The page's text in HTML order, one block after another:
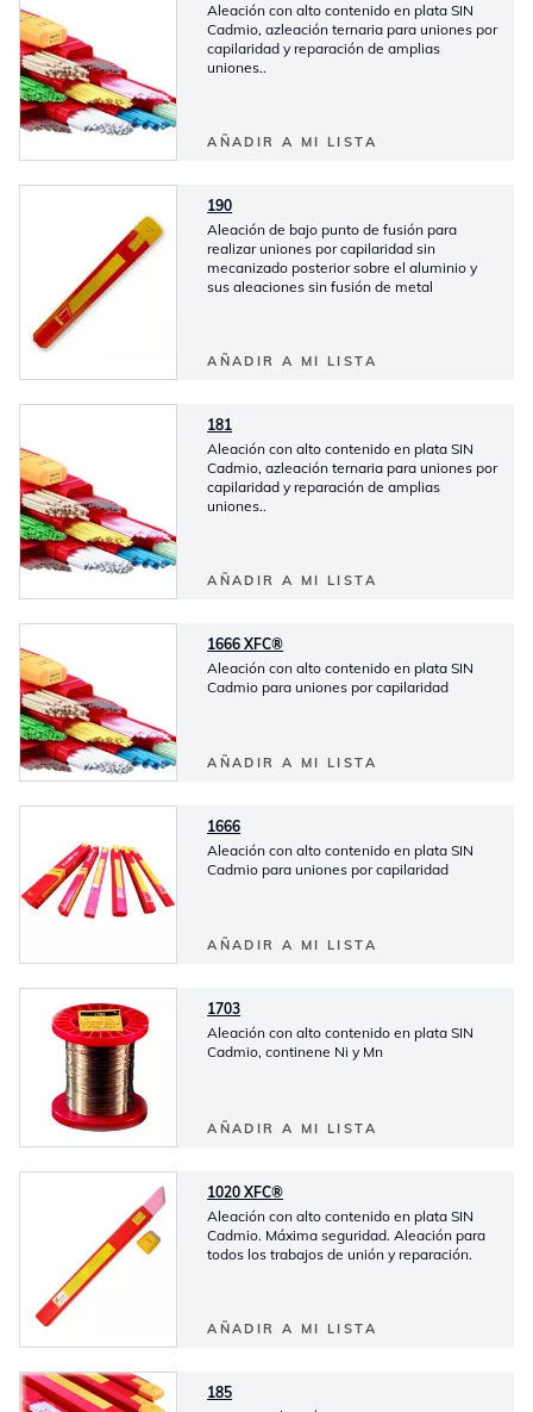
Aleación con alto contenido en plata SIN
Cadmio, azleación ternaria para uniones por
capilaridad y reparación de amplias
uniones..
AÑADIR A MI LISTA
190
Aleación de bajo punto de fusión para
realizar uniones por capilaridad sin
mecanizado posterior sobre el aluminio y
sus aleaciones sin fusión de metal
AÑADIR A MI LISTA
181
Aleación con alto contenido en plata SIN
Cadmio, azleación ternaria para uniones por
capilaridad y reparación de amplias
uniones..
AÑADIR A MI LISTA
1666 XFC®
Aleación con alto contenido en plata SIN
Cadmio para uniones por capilaridad
AÑADIR A MI LISTA
1666
Aleación con alto contenido en plata SIN
Cadmio para uniones por capilaridad
AÑADIR A MI LISTA
1703
Aleación con alto contenido en plata SIN
Cadmio, continene Ni y Mn
AÑADIR A MI LISTA
1020 XFC®
Aleación con alto contenido en plata SIN
Cadmio. Máxima seguridad. Aleación para
todos los trabajos de unión y reparación.
AÑADIR A MI LISTA
185